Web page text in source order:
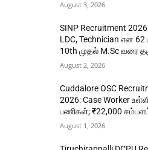
August 3, 2026
SINP Recruitment
LDC, Technician என
10th முதல் M.Sc வரை
August 2, 2026
Cuddalore OSC
2026: Case Worker
பணிகள்; ₹22,000
August 1, 2026